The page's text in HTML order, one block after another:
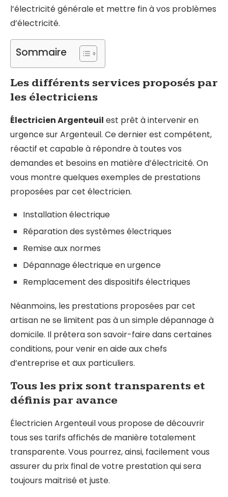
l’électricité générale et mettre fin à vos problèmes
d’électricité.
Sommaire
Les différents services proposés par
les électriciens
Électricien Argenteuil est prêt à intervenir en
urgence sur Argenteuil. Ce dernier est compétent,
réactif et capable à répondre à toutes vos
demandes et besoins en matière d’électricité. On
vous montre quelques exemples de prestations
proposées par cet électricien.
Installation électrique
Réparation des systèmes électriques
Remise aux normes
Dépannage électrique en urgence
Remplacement des dispositifs électriques
Néanmoins, les prestations proposées par cet
artisan ne se limitent pas à un simple dépannage à
domicile. Il prêtera son savoir-faire dans certaines
conditions, pour venir en aide aux chefs
d’entreprise et aux particuliers.
Tous les prix sont transparents et
définis par avance
Électricien Argenteuil vous propose de découvrir
tous ses tarifs affichés de manière totalement
transparente. Vous pourrez, ainsi, facilement vous
assurer du prix final de votre prestation qui sera
toujours maitrisé et juste.